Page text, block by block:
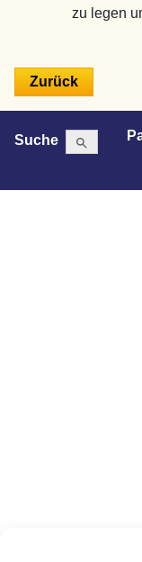
zu legen
Suche Search
for:
Search Button